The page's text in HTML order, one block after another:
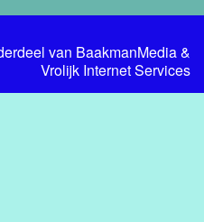
van BaakmanMedia&
Vrolijk Internet Services